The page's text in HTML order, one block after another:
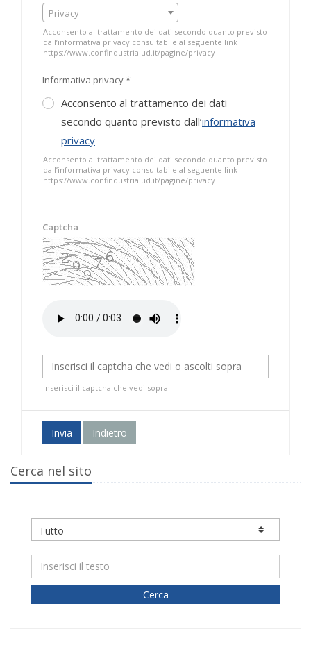
Privacy
Acconsento al trattamento dei dati secondo quanto previsto
dall’informativa privacy consultabile al seguente link
https://www.confindustria.ud.it/pagine/privacy
Informativa privacy *
Acconsento al trattamento dei dati
secondo quanto previsto dall’informativa
privacy
Acconsento al trattamento dei dati secondo quanto previsto
dall’informativa privacy consultabile al seguente link
https://www.confindustria.ud.it/pagine/privacy
Captcha
Inserisci il captcha che vedi sopra
Invia Indietro
Cerca nel sito
Cerca